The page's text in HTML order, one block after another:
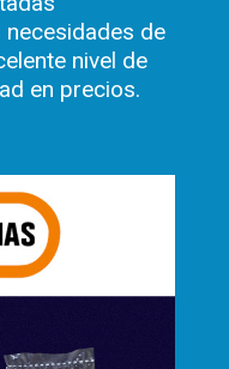
de
nivel de
en precios.